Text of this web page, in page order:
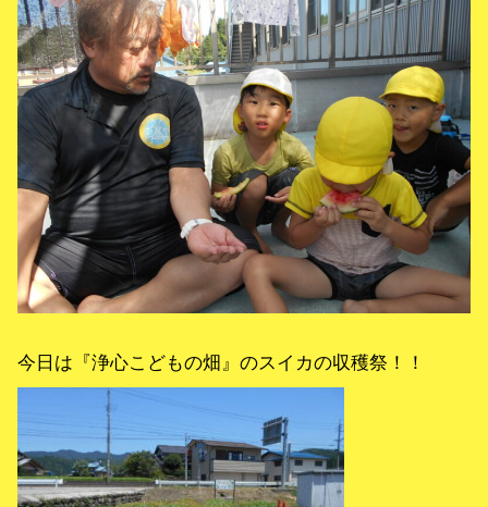
今日は『浄心こどもの畑』のスイカの収穫祭！！